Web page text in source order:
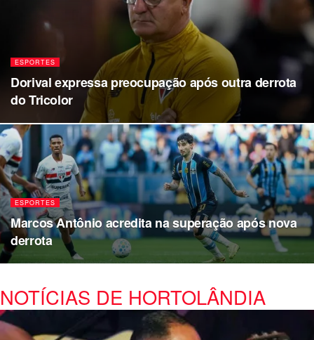
ESPORTES
Dorival expressa preocupação após outra derrota
do Tricolor
ESPORTES
Marcos Antônio acredita na superação após nova
derrota
NOTÍCIAS DE HORTOLÂNDIA